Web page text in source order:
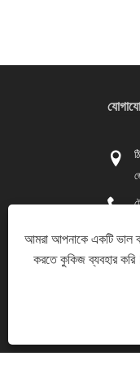
আমরা আপনাকে একটি ভাল
করতে কুকিজ ব্যবহার